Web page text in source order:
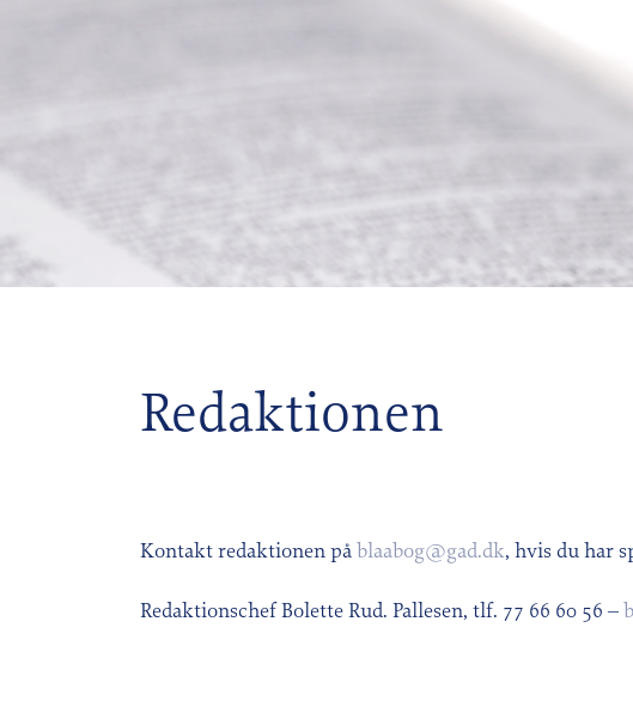
Redaktionen
Kontakt redaktionen på blaabog@gad.dk, hvis du har
Redaktionschef Bolette Rud. Pallesen, tlf. 77 66 60 56 –